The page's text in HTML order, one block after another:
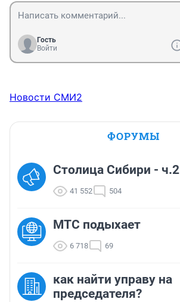
Гость
Войти
Новости СМИ2
ФОРУМЫ
Столица Сибири - ч.2
41 552 504
МТС подыхает
6 718 69
как найти управу на
председателя?